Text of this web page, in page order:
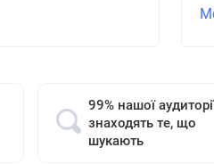
99% нашої
знаходять те, що
шукають